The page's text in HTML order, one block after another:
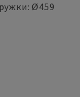
Ø459